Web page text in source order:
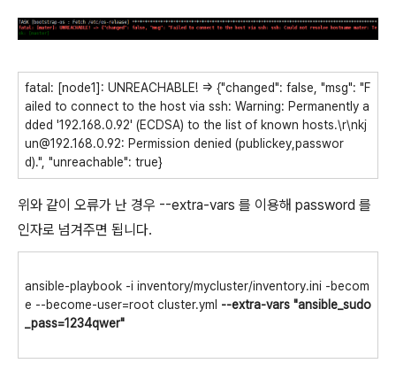
fatal: [node1]: UNREACHABLE! => {"changed": false, "msg": "F
ailed to connect to the host via ssh: Warning: Permanently a
dded '192.168.0.92' (ECDSA) to the list of known hosts.\r\nkj
un@192.168.0.92: Permission denied (publickey,passwor
d).", "unreachable": true}
위와 같이 오류가 난 경우 --extra-vars 를 이용해 password 를
인자로 넘겨주면 됩니다.
ansible-playbook -i inventory/mycluster/inventory.ini -becom
e --become-user=root cluster.yml --extra-vars "ansible_sudo
_pass=1234qwer"